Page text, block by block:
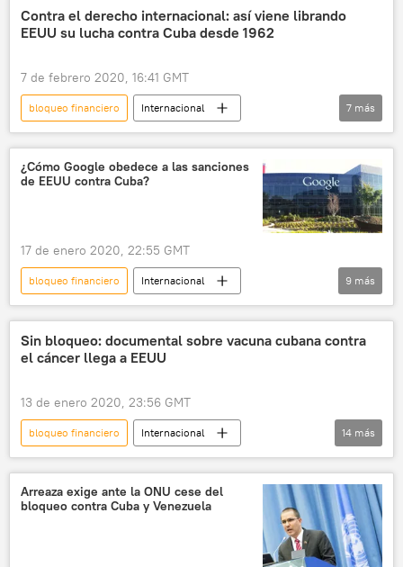
Juan Guaidó
Nicolás Maduro
Jorge Arreaza
Donald Trump
EEUU
bloqueo económico
Contra el derecho internacional: así viene librando
EEUU su lucha contra Cuba desde 1962
7 de febrero 2020, 16:41 GMT
bloqueo financiero
Internacional
Economía
América Latina
América del Norte
Cuba
EEUU
bloqueo económico
7 más
¿Cómo Google obedece a las sanciones
de EEUU contra Cuba?
17 de enero 2020, 22:55 GMT
bloqueo financiero
Internacional
América Latina
sociedad
Ciencia
Tecnología
bloqueo
bloqueo económico
9 más
Sin bloqueo: documental sobre vacuna cubana contra
el cáncer llega a EEUU
13 de enero 2020, 23:56 GMT
bloqueo financiero
Internacional
América del Norte
América Latina
sociedad
Ciencia
💗 Salud
Cuba
cáncer
EEUU
14 más
Arreaza exige ante la ONU cese del
bloqueo contra Cuba y Venezuela